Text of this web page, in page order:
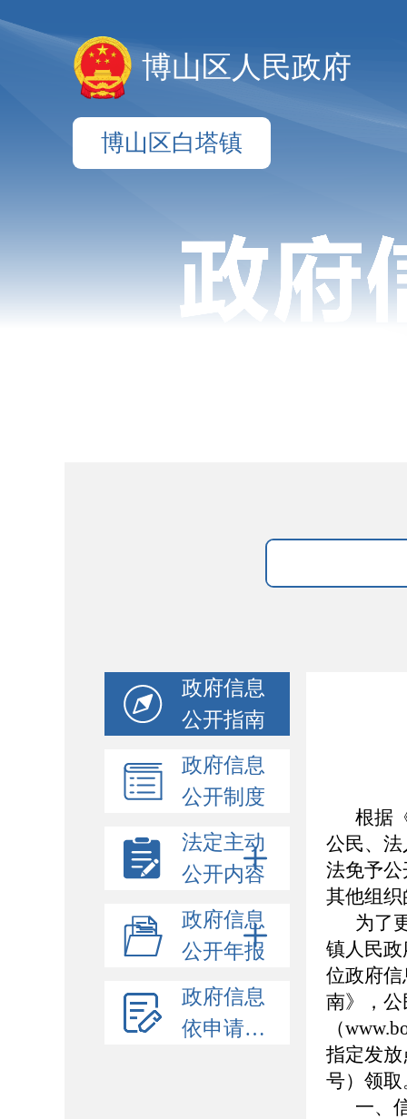
博山区人民政府
博山区白塔镇
政府信息
公开指南
政府信息
公开制度
法定主动
公开内容
政府信息
公开年报
政府信息
依申请公开
根据
公民、
法免予
其他组
为了
镇人民
位政府
南》，
（
指定发
号）领取
一、